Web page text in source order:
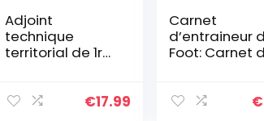
Adjoint
technique
territorial de 1re
fonction
€17.99
Carnet
d’entraineur
Foot: Carnet
tactiques de€